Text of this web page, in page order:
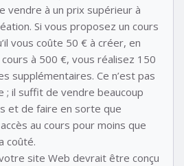
vendre à un prix supérieur à
Si vous proposez un cours
vous coûte 50 € à créer, en
à 500 €, vous réalisez 150
supplémentaires. Ce n’est pas
; il suffit de vendre beaucoup
et de faire en sorte que
au cours pour moins que
coûté.
site Web devrait être conçu